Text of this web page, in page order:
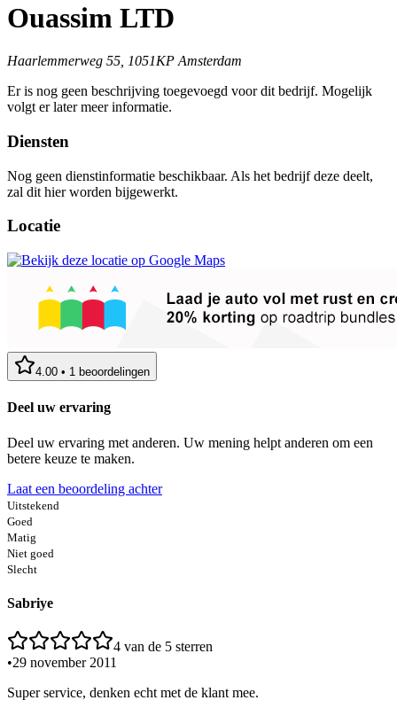
Ouassim LTD
Haarlemmerweg 55, 1051KP Amsterdam
Er is nog geen beschrijving toegevoegd voor dit bedrijf. Mogelijk
volgt er later meer informatie.
Diensten
Nog geen dienstinformatie beschikbaar. Als het bedrijf deze deelt,
zal dit hier worden bijgewerkt.
Locatie
4.00 • 1 beoordelingen
Deel uw ervaring
Deel uw ervaring met anderen. Uw mening helpt anderen om een
betere keuze te maken.
Laat een beoordeling achter
Uitstekend
Goed
Matig
Niet goed
Slecht
Sabriye
4 van de 5 sterren
•29 november 2011
Super service, denken echt met de klant mee.